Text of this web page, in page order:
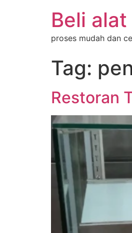
Beli
proses mudah dan
Tag:
Restoran